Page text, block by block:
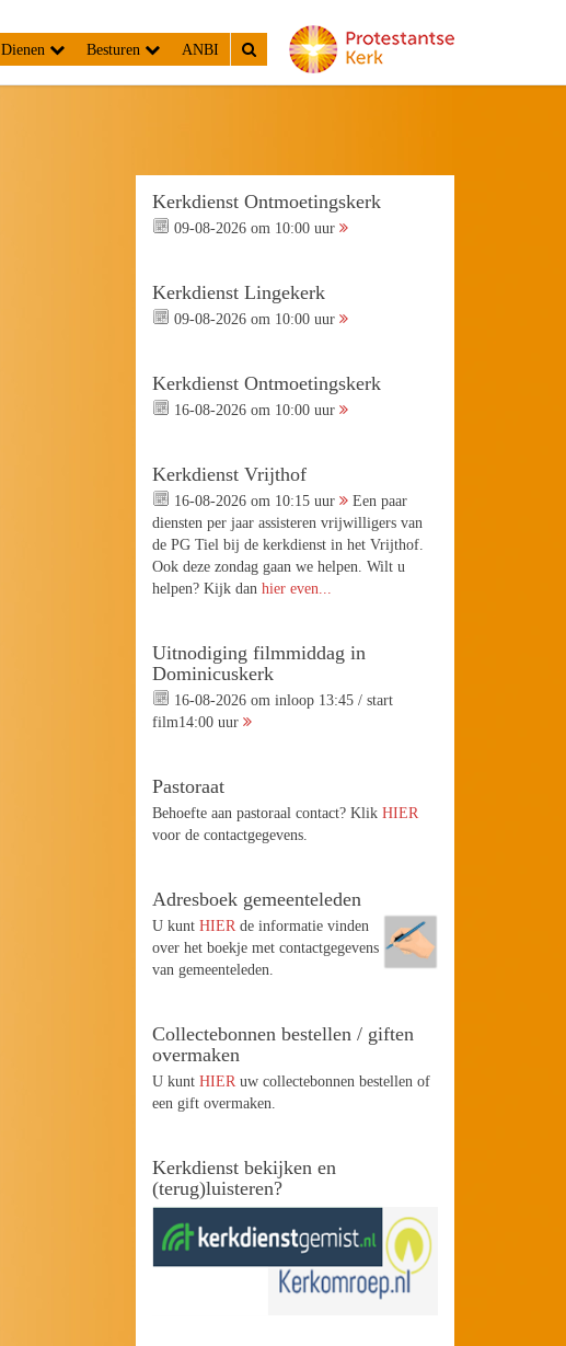
Dienen Besturen ANBI
Kerkdienst Ontmoetingskerk
09-08-2026 om 10:00 uur
Kerkdienst Lingekerk
09-08-2026 om 10:00 uur
Kerkdienst Ontmoetingskerk
16-08-2026 om 10:00 uur
Kerkdienst Vrijthof
16-08-2026 om 10:15 uur
Een paar
diensten per jaar assisteren vrijwilligers van
de PG Tiel bij de kerkdienst in het Vrijthof.
Ook deze zondag gaan we helpen. Wilt u
helpen? Kijk danhier even...
Uitnodiging filmmiddag in
Dominicuskerk
16-08-2026 om inloop 13:45 / start
film14:00 uur
Pastoraat
Behoefte aan pastoraal contact? KlikHIER
voor de contactgegevens.
Adresboek gemeenteleden
U kuntHIER de informatie vinden
over het boekje met contactgegevens
van gemeenteleden.
Collectebonnen bestellen / giften
overmaken
U kuntHIER uw collectebonnen bestellen of
een gift overmaken.
Kerkdienst bekijken en
(terug)luisteren?